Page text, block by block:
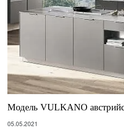
Модель VULKANO
05.05.2021